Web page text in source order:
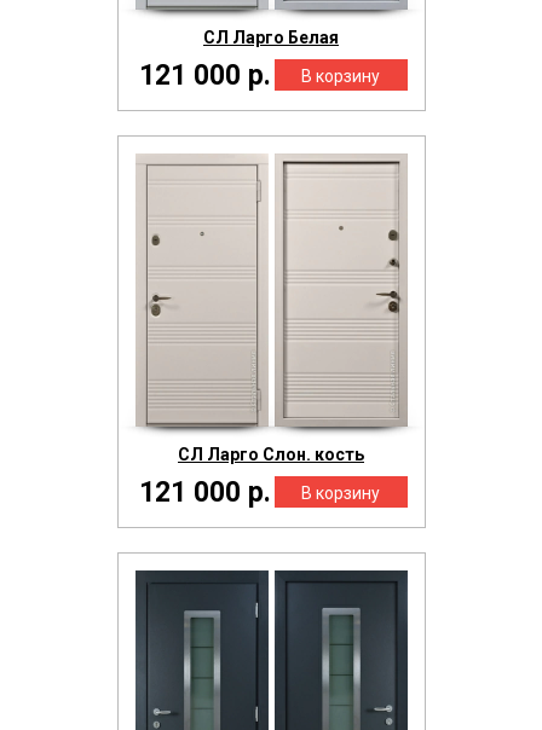
СЛ Ларго Белая
121 000 р.
СЛ Ларго Слон. кость
121 000 р.